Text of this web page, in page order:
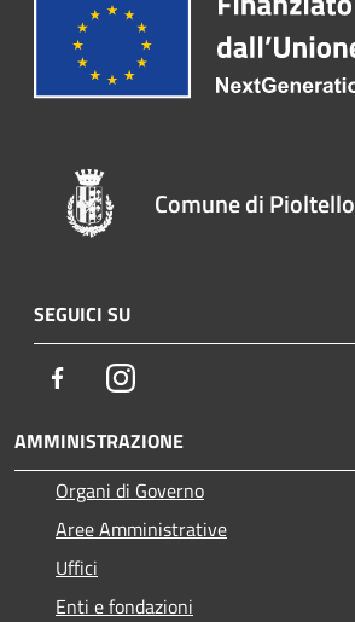
Comune di Pioltello
SEGUICI SU
FacebookInstagram
AMMINISTRAZIONE
Organi di Governo
Aree Amministrative
Uffici
Enti e fondazioni